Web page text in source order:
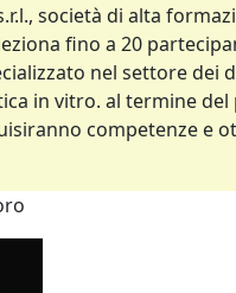
società di alta
fino a 20
nel settore dei
in vitro. al termine del
competenze e